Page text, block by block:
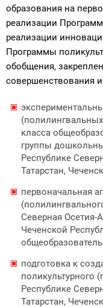
образования на
реализации
реализации
Программы
обобщения,
совершенствования
класса
группы
Республике
Татарстан,
первоначальная
Северная Осетия-
Чеченской
подготовка к
поликультурного
Республике
Татарстан,